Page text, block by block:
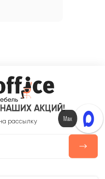
НАШИХ АКЦИЙ!
рассылку Max